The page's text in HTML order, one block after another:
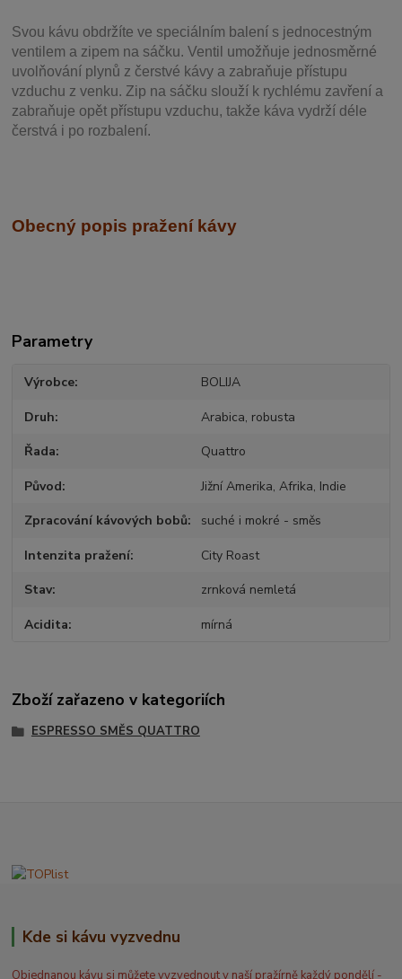
Svou kávu obdržíte ve speciálním balení s jednocestným
ventilem a zipem na sáčku. Ventil umožňuje jednosměrné
uvolňování plynů z čerstvé kávy a zabraňuje přístupu
vzduchu z venku. Zip na sáčku slouží k rychlému zavření a
zabraňuje opět přístupu vzduchu, takže káva vydrží déle
čerstvá i po rozbalení.
Obecný popis pražení kávy
Parametry
Výrobce BOLIJA
Druh Arabica, robusta
Řada Quattro
Původ Jižní Amerika, Afrika, Indie
Zpracování kávových bobů suché i mokré - směs
Intenzita pražení City Roast
Stav zrnková nemletá
Acidita mírná
Zboží zařazeno v kategoriích
ESPRESSO SMĚS QUATTRO
Kde si kávu vyzvednu
Objednanou kávu si můžete vyzvednout v naší pražírně každý pondělí -